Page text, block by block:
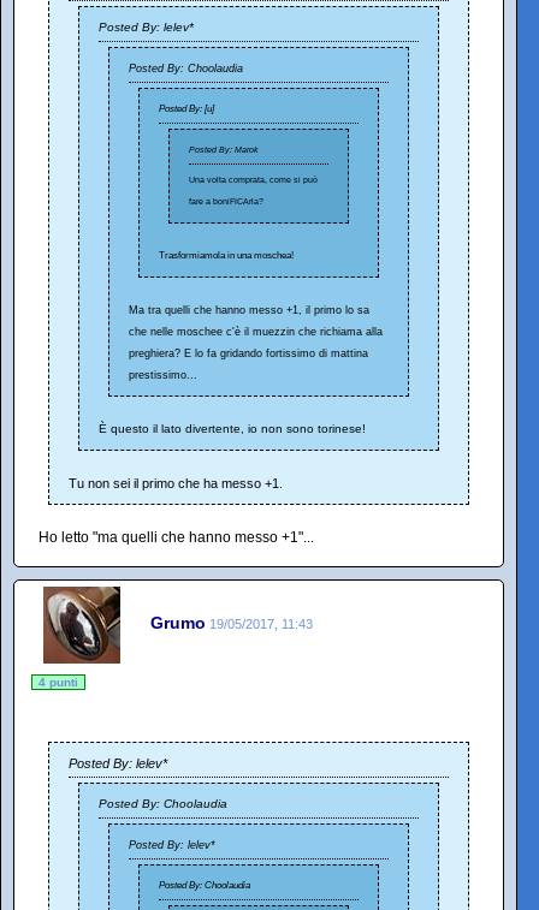
Posted By: lelev*
Posted By: Choolaudia
Posted By: [u]
Posted By: Marok
Una volta comprata, come si può
fare a boniFICArla?
Trasformiamola in una moschea!
Ma tra quelli che hanno messo +1, il primo lo sa
che nelle moschee c'è il muezzin che richiama alla
preghiera? E lo fa gridando fortissimo di mattina
prestissimo...
È questo il lato divertente, io non sono torinese!
Tu non sei il primo che ha messo +1.
Ho letto "ma quelli che hanno messo +1"...
Grumo 19/05/2017, 11:43
4 punti
Posted By: lelev*
Posted By: Choolaudia
Posted By: lelev*
Posted By: Choolaudia